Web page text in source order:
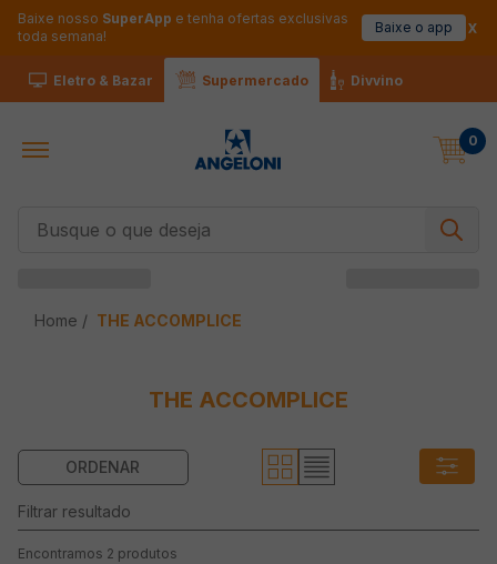
Baixe nosso SuperApp e tenha ofertas exclusivas
toda semana!
Baixe o app
Eletro & Bazar Supermercado Divvino
0
THE ACCOMPLICE
THE ACCOMPLICE
2 produtos